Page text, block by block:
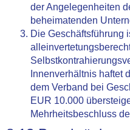
der Angelegenheiten
beheimatenden
Die Geschäftsführung
Innenverhältnis haftet
dem Verband bei
EUR 10.000
Mehrheitsbeschluss